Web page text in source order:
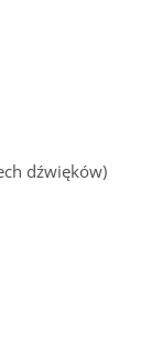
dźwięków)